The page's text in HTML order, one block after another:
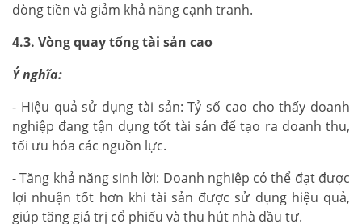
dòng tiền và giảm khả năng cạnh tranh.
4.3. Vòng quay tổng tài sản cao
Ý nghĩa:
- Hiệu quả sử dụng tài sản: Tỷ số cao cho thấy doanh
nghiệp đang tận dụng tốt tài sản để tạo ra doanh thu,
tối ưu hóa các nguồn lực.
- Tăng khả năng sinh lời: Doanh nghiệp có thể đạt được
lợi nhuận tốt hơn khi tài sản được sử dụng hiệu quả,
giúp tăng giá trị cổ phiếu và thu hút nhà đầu tư.